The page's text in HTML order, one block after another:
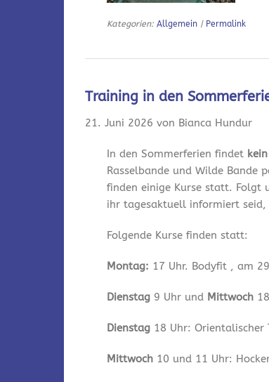
Kategorien:Allgemein | Permalink
Training in den
21. Juni 2026 von Bianca Hundur
In den Sommerferien findet
Rasselbande und Wilde Bande
finden einige Kurse statt. Folgt
ihr tagesaktuell informiert
Folgende Kurse finden statt:
Montag: 17 Uhr. Bodyfit , am
Dienstag 9 Uhr und Mittwoch
Dienstag 18 Uhr: Orientalischer
Mittwoch 10 und 11 Uhr: